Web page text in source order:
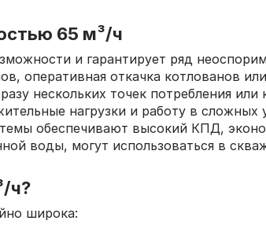
65 м³/ч
и гарантирует ряд
оперативная откачка котлованов
нескольких точек потребления
нагрузки и работу в сложных
обеспечивают высокий КПД,
воды, могут использоваться в
ч?
широка: